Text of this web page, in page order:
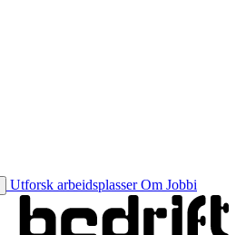
Utforsk arbeidsplasserOm Jobbi